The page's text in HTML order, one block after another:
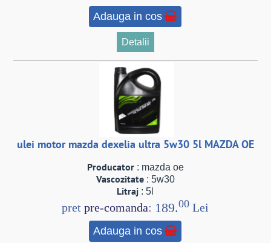
Adauga in cos
Detalii
ulei motor mazda dexelia ultra 5w30 5l MAZDA OE
Producator: mazda oe
Vascozitate: 5w30
Litraj : 5l
pretpre-comanda: 189.00 Lei
Adauga in cos